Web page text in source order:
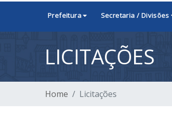
Prefeitura Secretaria / Divisões
LICITAÇÕES
Home Licitações